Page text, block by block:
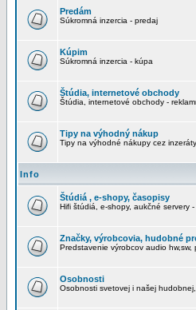
Predám
Súkromná inzercia - predaj
Kúpim
Súkromná inzercia - kúpa
Štúdia, internetové obchody
Štúdia, internetové obchody -
Tipy na výhodný nákup
Tipy na výhodné nákupy cez
Info
Štúdiá , e-shopy, časopisy
Hifi štúdiá, e-shopy, aukčné servery
Značky, výrobcovia, hudobné
Predstavenie výrobcov audio
Osobnosti
Osobnosti svetovej i našej